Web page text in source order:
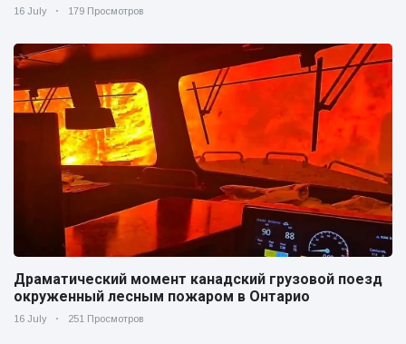
16 July 179 Просмотров
Драматический момент канадский грузовой поезд
окруженный лесным пожаром в Онтарио
16 July 251 Просмотров